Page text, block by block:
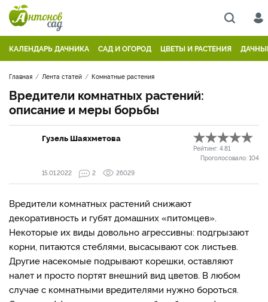
КАЛЕНДАРЬ ДАЧНИКА САД И ОГОРОД ЦВЕТЫ И РАСТЕНИЯ
Главная Лента статей Комнатные растения
Вредители комнатных растений:
описание и меры борьбы
Гузель Шаяхметова
Рейтинг: 4.81
Проголосовало: 104
15.01.2022
2 26029
Вредители комнатных растений снижают
декоративность и губят домашних «питомцев».
Некоторые их виды довольно агрессивны: подгрызают
корни, питаются стеблями, высасывают сок листьев.
Другие насекомые подрывают корешки, оставляют
налет и просто портят внешний вид цветов. В любом
случае с комнатными вредителями нужно бороться.